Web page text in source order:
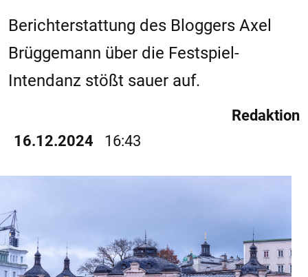
Berichterstattung des Bloggers Axel
Brüggemann über die Festspiel-
Intendanz stößt sauer auf.
16.12.2024 16:43
Redaktion